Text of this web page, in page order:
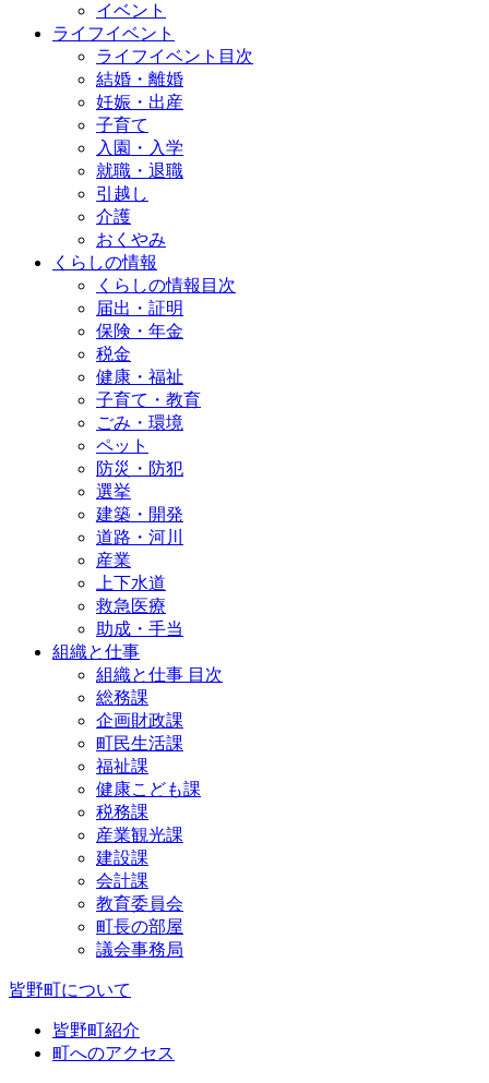
イベント
ライフイベント
ライフイベント目次
結婚・離婚
妊娠・出産
子育て
入園・入学
就職・退職
引越し
介護
おくやみ
くらしの情報
くらしの情報目次
届出・証明
保険・年金
税金
健康・福祉
子育て・教育
ごみ・環境
ペット
防災・防犯
選挙
建築・開発
道路・河川
産業
上下水道
救急医療
助成・手当
組織と仕事
組織と仕事 目次
総務課
企画財政課
町民生活課
福祉課
健康こども課
税務課
産業観光課
建設課
会計課
教育委員会
町長の部屋
議会事務局
皆野町について
皆野町紹介
町へのアクセス